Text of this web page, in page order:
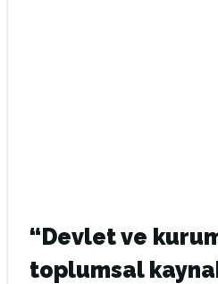
“Devlet ve
toplumsal